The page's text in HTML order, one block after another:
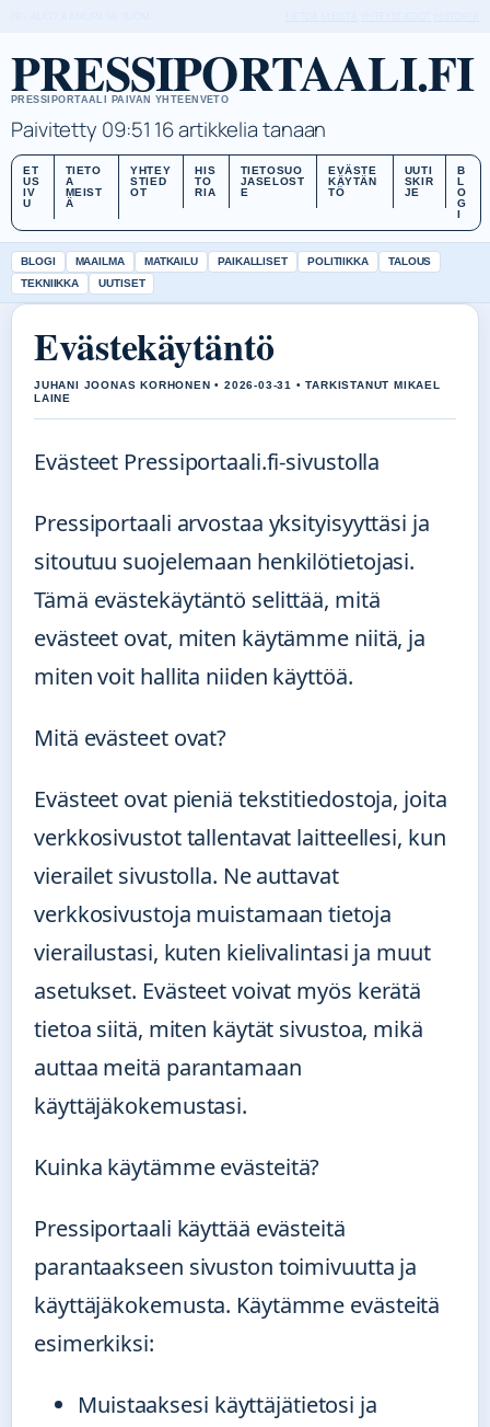
PRESSIPORTAALI.FI
PRESSIPORTAALI PAIVAN YHTEENVETO
Paivitetty 09:51 16 artikkelia tanaan
ET
US
IV
U
TIETO
A
MEIST
Ä
YHTEY
STIED
OT
HIS
TO
RIA
TIETOSUO
JASELOST
E
EVÄSTE
KÄYTÄN
TÖ
UUTI
SKIR
JE
B
L
O
G
I
BLOGI MAAILMA MATKAILU PAIKALLISET POLITIIKKA
TALOUS
TEKNIIKKA
UUTISET
Evästekäytäntö
JUHANI JOONAS KORHONEN • 2026-03-31 • TARKISTANUT MIKAEL
LAINE
Evästeet Pressiportaali.fi-sivustolla
Pressiportaali arvostaa yksityisyyttäsi ja
sitoutuu suojelemaan henkilötietojasi.
Tämä evästekäytäntö selittää, mitä
evästeet ovat, miten käytämme niitä, ja
miten voit hallita niiden käyttöä.
Mitä evästeet ovat?
Evästeet ovat pieniä tekstitiedostoja, joita
verkkosivustot tallentavat laitteellesi, kun
vierailet sivustolla. Ne auttavat
verkkosivustoja muistamaan tietoja
vierailustasi, kuten kielivalintasi ja muut
asetukset. Evästeet voivat myös kerätä
tietoa siitä, miten käytät sivustoa, mikä
auttaa meitä parantamaan
käyttäjäkokemustasi.
Kuinka käytämme evästeitä?
Pressiportaali käyttää evästeitä
parantaakseen sivuston toimivuutta ja
käyttäjäkokemusta. Käytämme evästeitä
esimerkiksi:
Muistaaksesi käyttäjätietosi ja